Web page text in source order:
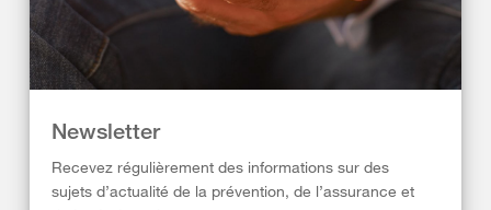
Newsletter
Recevez régulièrement des informations sur des
sujets d’actualité de la prévention, de l’assurance et